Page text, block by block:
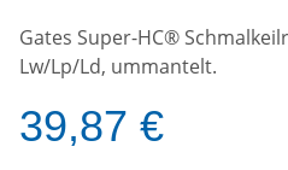
Gates Super-HC®
Lw/Lp/Ld, ummantelt.
39,87 €